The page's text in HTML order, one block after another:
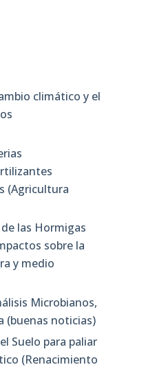
climático y el
(Agricultura
las Hormigas
sobre la
y medio
Microbianos,
(buenas noticias)
Suelo para paliar
(Renacimiento